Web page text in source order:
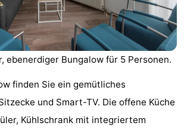
ebenerdiger Bungalow für 5 Personen.
finden Sie ein gemütliches
und Smart-TV. Die offene Küche
Kühlschrank mit integriertem